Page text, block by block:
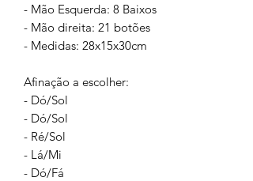
- Mão Esquerda: 8 Baixos
- Mão direita: 21 botões
- Medidas: 28x15x30cm
Afinação a escolher:
- Dó/Sol
- Dó/Sol
- Ré/Sol
- Lá/Mi
- Dó/Fá